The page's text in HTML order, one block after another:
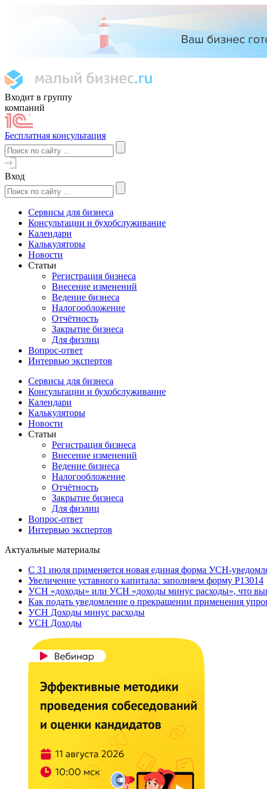
Входит в группу
компаний
Бесплатная консультация
Вход
Сервисы для бизнеса
Консультации и бухобслуживание
Календари
Калькуляторы
Новости
Статьи
Регистрация бизнеса
Внесение изменений
Ведение бизнеса
Налогообложение
Отчётность
Закрытие бизнеса
Для физлиц
Вопрос-ответ
Интервью экспертов
Сервисы для бизнеса
Консультации и бухобслуживание
Календари
Калькуляторы
Новости
Статьи
Регистрация бизнеса
Внесение изменений
Ведение бизнеса
Налогообложение
Отчётность
Закрытие бизнеса
Для физлиц
Вопрос-ответ
Интервью экспертов
Актуальные материалы
С 31 июля применяется новая единая форма УСН-
Увеличение уставного капитала: заполняем форму Р13014
УСН «доходы» или УСН «доходы минус расходы», что
Как подать уведомление о прекращении применения
УСН Доходы минус расходы
УСН Доходы